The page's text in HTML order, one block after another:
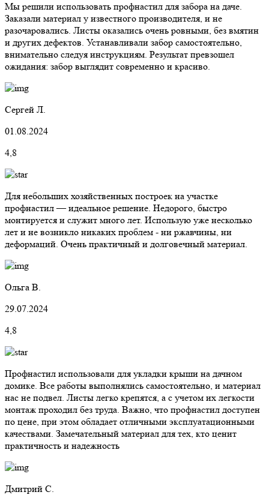
Мы решили использовать профнастил для забора на даче.
Заказали материал у известного производителя, и не
разочаровались. Листы оказались очень ровными, без вмятин
и других дефектов. Устанавливали забор самостоятельно,
внимательно следуя инструкциям. Результат превзошел
ожидания: забор выглядит современно и красиво.
Сергей Л.
01.08.2024
4,8
Для небольших хозяйственных построек на участке
профнастил — идеальное решение. Недорого, быстро
монтируется и служит много лет. Использую уже несколько
лет и не возникло никаких проблем - ни ржавчины, ни
деформаций. Очень практичный и долговечный материал.
Ольга В.
29.07.2024
4,8
Профнастил использовали для укладки крыши на дачном
домике. Все работы выполнялись самостоятельно, и материал
нас не подвел. Листы легко крепятся, а с учетом их легкости
монтаж проходил без труда. Важно, что профнастил доступен
по цене, при этом обладает отличными эксплуатационными
качествами. Замечательный материал для тех, кто ценит
практичность и надежность
Дмитрий С.